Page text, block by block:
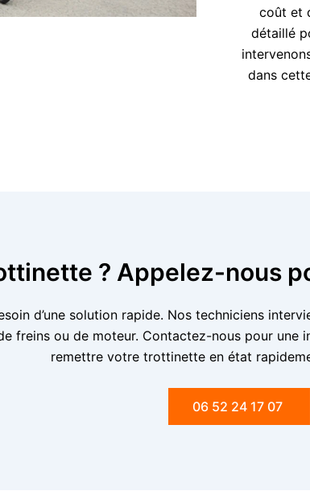
coût et
détaillé
dans
? Appelez-nous
d’une solution rapide. Nos techniciens
freins ou de moteur. Contactez-nous pour
remettre votre trottinette en état
06 52 24 17 07